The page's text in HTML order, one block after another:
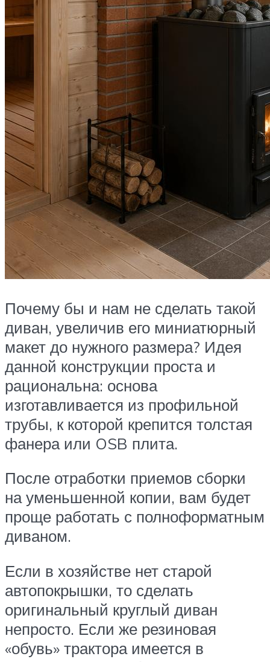
Почему бы и нам не сделать такой
диван, увеличив его миниатюрный
макет до нужного размера? Идея
данной конструкции проста и
рациональна: основа
изготавливается из профильной
трубы, к которой крепится толстая
фанера или OSB плита.
После отработки приемов сборки
на уменьшенной копии, вам будет
проще работать с полноформатным
диваном.
Если в хозяйстве нет старой
автопокрышки, то сделать
оригинальный круглый диван
непросто. Если же резиновая
«обувь» трактора имеется в